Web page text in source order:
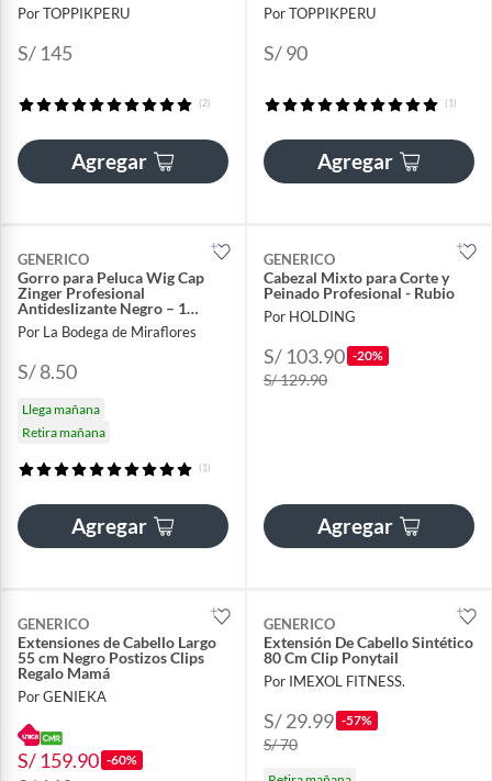
Por TOPPIKPERU
S/ 145
(2)
Agregar
Por TOPPIKPERU
S/ 90
(1)
Agregar
GENERICO
Gorro para Peluca Wig Cap
Zinger Profesional
Antideslizante Negro – 1
Unidad
Por La Bodega de Miraflores
S/ 8.50
Llega mañana
Retira mañana
(1)
Agregar
GENERICO
Cabezal Mixto para Corte y
Peinado Profesional - Rubio
Por HOLDING
S/ 103.90 -20%
S/ 129.90
Agregar
GENERICO
Extensiones de Cabello Largo
55 cm Negro Postizos Clips
Regalo Mamá
Por GENIEKA
S/ 159.90 -60%
GENERICO
Extensión De Cabello Sintético
80 Cm Clip Ponytail
Por IMEXOL FITNESS.
S/ 29.99 -57%
S/ 70